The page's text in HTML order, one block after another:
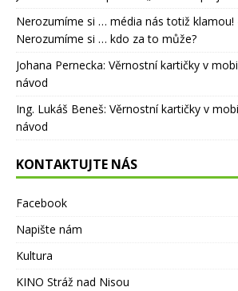
Nerozumíme si … média nás totiž klamou!
Nerozumíme si … kdo za to může?
Johana Pernecka: Věrnostní kartičky v
návod
Ing. Lukáš Beneš: Věrnostní kartičky v
návod
KONTAKTUJTE NÁS
Facebook
Napište nám
Kultura
KINO Stráž nad Nisou